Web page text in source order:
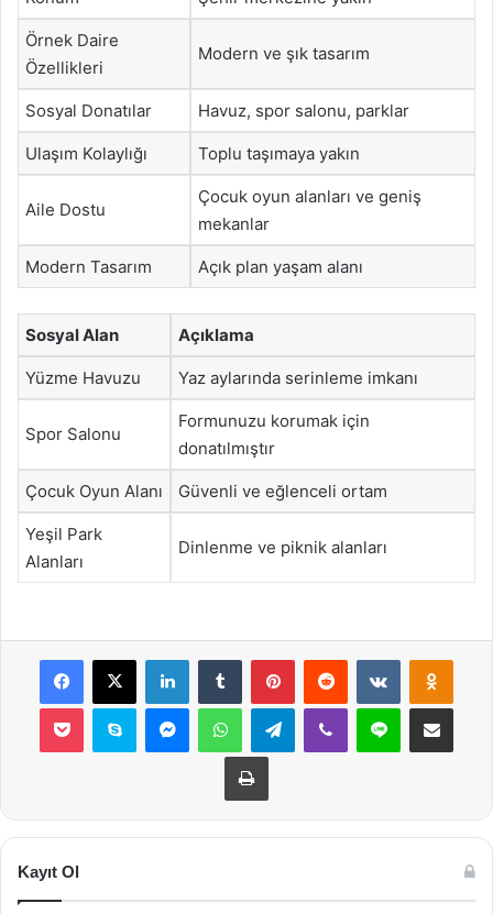
Örnek Daire
Özellikleri
Modern ve şık tasarım
Sosyal Donatılar Havuz, spor salonu, parklar
Ulaşım Kolaylığı Toplu taşımaya yakın
Aile Dostu
Çocuk oyun alanları ve geniş
mekanlar
Modern Tasarım Açık plan yaşam alanı
Sosyal Alan Açıklama
Yüzme Havuzu Yaz aylarında serinleme imkanı
Spor Salonu
Formunuzu korumak için
donatılmıştır
Çocuk Oyun Alanı Güvenli ve eğlenceli ortam
Yeşil Park
Alanları
Dinlenme ve piknik alanları
Facebook
X LinkedInTumblr PinterestReddit VKontakte
Pocket Skype MessengerWhatsAppTelegramViber Line E-Posta ile
Yazdır
Kayıt Ol